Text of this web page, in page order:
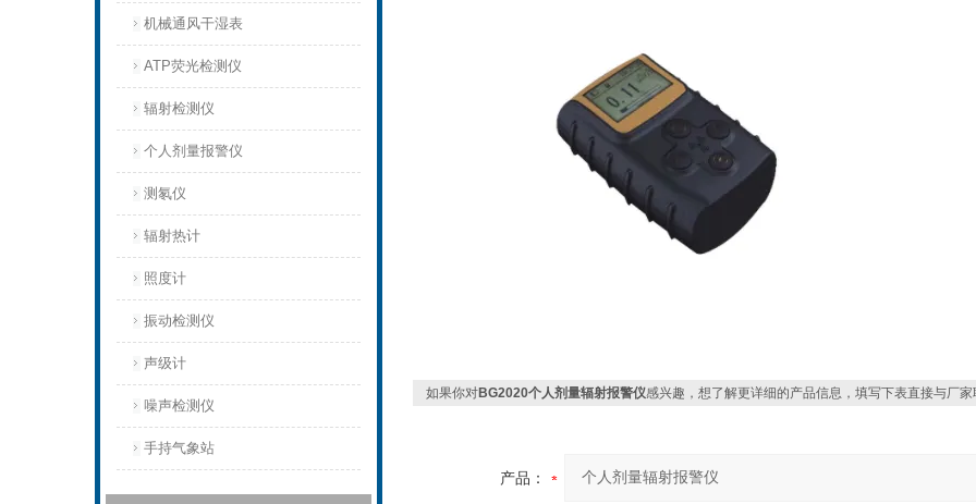
机械通风干湿表
ATP荧光检测仪
辐射检测仪
个人剂量报警仪
测氡仪
辐射热计
照度计
振动检测仪
声级计
噪声检测仪
手持气象站
如果你对BG2020个人剂量辐射报警仪感兴趣，想了解更详细的产品信息，填写下表直接与厂家
产品：